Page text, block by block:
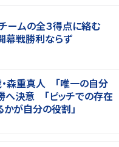
ームの全３得点に絡む
戦勝利ならず
・森重真人 「唯一の自分
へ決意 「ピッチでの存在
が自分の役割」